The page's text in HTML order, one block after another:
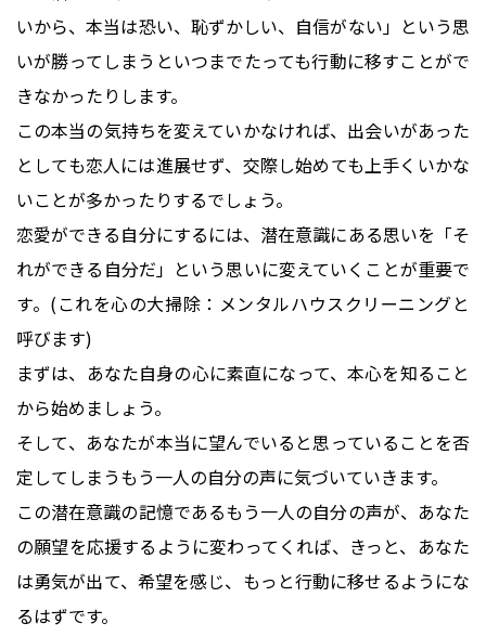
いから、本当は恐い、恥ずかしい、自信がない」という思
いが勝ってしまうといつまでたっても行動に移すことがで
きなかったりします。
この本当の気持ちを変えていかなければ、出会いがあった
としても恋人には進展せず、交際し始めても上手くいかな
いことが多かったりするでしょう。
恋愛ができる自分にするには、潜在意識にある思いを「そ
れができる自分だ」という思いに変えていくことが重要で
す。(これを心の大掃除：メンタルハウスクリーニングと
呼びます)
まずは、あなた自身の心に素直になって、本心を知ること
から始めましょう。
そして、あなたが本当に望んでいると思っていることを否
定してしまうもう一人の自分の声に気づいていきます。
この潜在意識の記憶であるもう一人の自分の声が、あなた
の願望を応援するように変わってくれば、きっと、あなた
は勇気が出て、希望を感じ、もっと行動に移せるようにな
るはずです。